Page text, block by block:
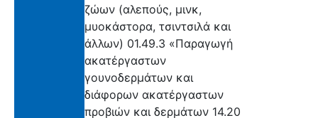
ζώων (αλεπούς, μινκ,
μυοκάστορα, τσιντσιλά και
άλλων) 01.49.3 «Παραγωγή
ακατέργαστων
γουνοδερμάτων και
διάφορων ακατέργαστων
προβιών και δερμάτων 14.20